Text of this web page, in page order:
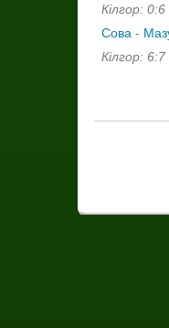
Кілгор:
Сова -
Кілгор: